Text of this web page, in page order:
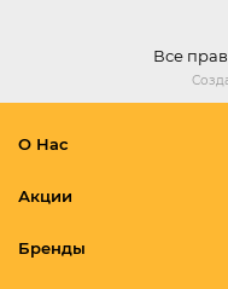
Все
О Нас
Акции
Бренды